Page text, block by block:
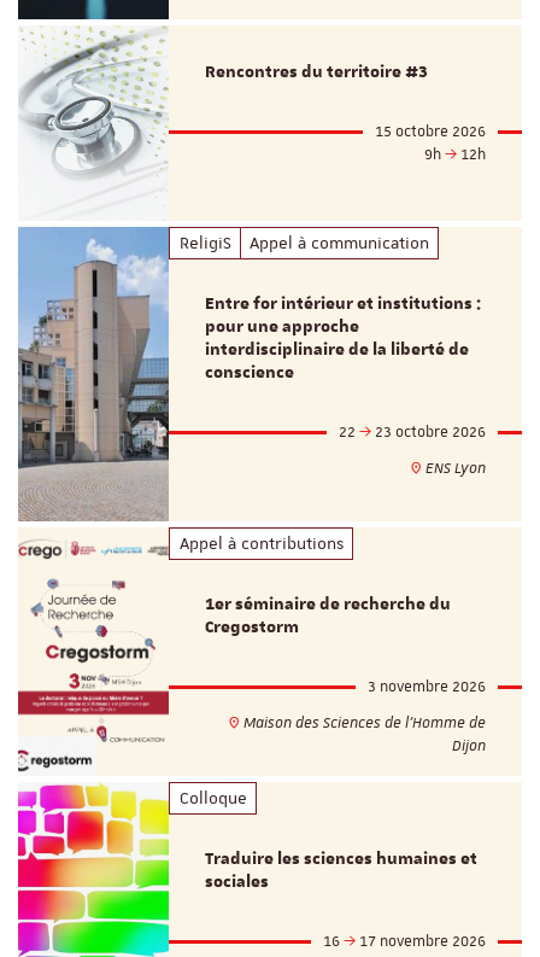
Rencontres du territoire #3
15 octobre 2026
9h
12h
ReligiS Appel à communication
Entre for intérieur et institutions :
pour une approche
interdisciplinaire de la liberté de
conscience
22
23 octobre 2026
ENS Lyon
Appel à contributions
1er séminaire de recherche du
Cregostorm
3 novembre 2026
Maison des Sciences de l'Homme de
Dijon
Colloque
Traduire les sciences humaines et
sociales
16
17 novembre 2026